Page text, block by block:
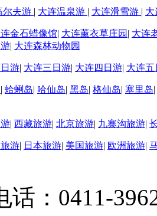
尔夫游 | 大连温泉游 | 大连滑雪游 |
金石蜡像馆| 大连薰衣草庄园 | 大连
| 大连森林动物园
游| 大连三日游| 大连四日游| 大连五
| 蛤蜊岛| 哈仙岛| 黑岛| 格仙岛| 塞里岛|
| 西藏旅游| 北京旅游| 九寨沟旅游|
游| 日本旅游| 美国旅游| 欧洲旅游|
话：0411-